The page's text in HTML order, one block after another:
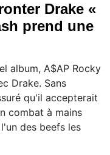
Drake «
prend une
album, A$AP Rocky
Drake. Sans
qu'il accepterait
combat à mains
des beefs les